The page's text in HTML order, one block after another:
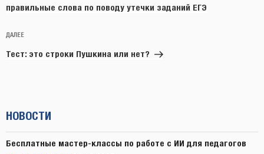
правильные слова по поводу утечки заданий ЕГЭ
Следующая
запись
ДАЛЕЕ
Тест: это строки Пушкина или нет?
НОВОСТИ
Бесплатные мастер-классы по работе с ИИ для педагогов